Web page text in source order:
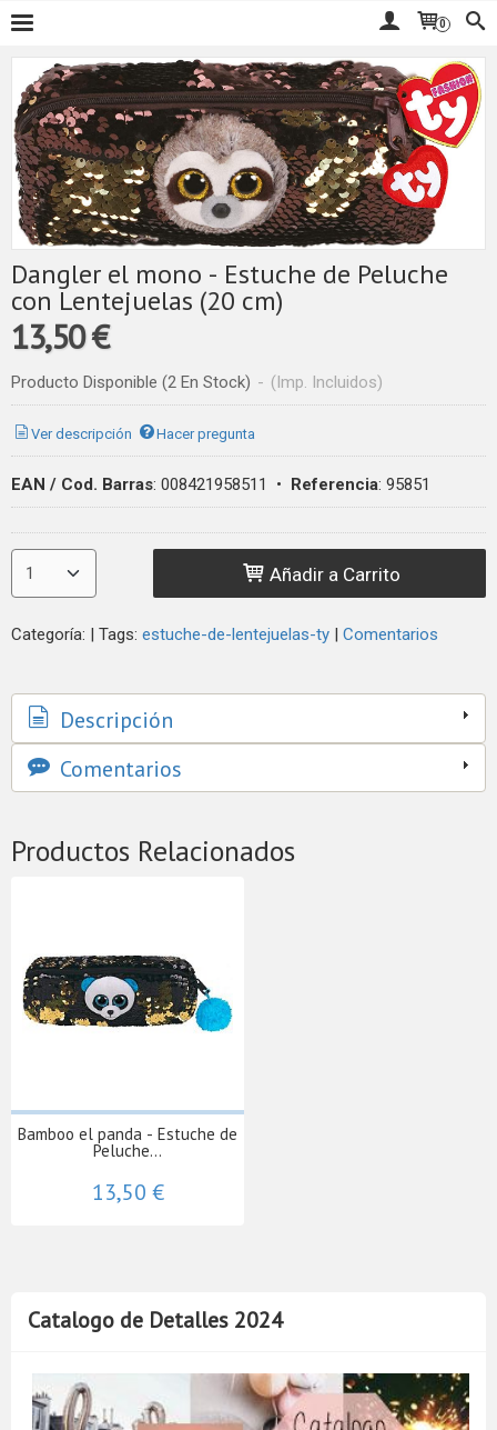
0
Catalogo de Detalles 2024
Dangler el mono - Estuche de Peluche
con Lentejuelas (20 cm)
13,50 €
Producto Disponible (2 En Stock) - (Imp. Incluidos)
Ver descripción Hacer pregunta
EAN / Cod. Barras: 008421958511 • Referencia: 95851
Añadir a Carrito
Categoría: Tags: estuche-de-lentejuelas-ty Comentarios
Descripción
Comentarios
Productos Relacionados
Bamboo el panda - Estuche de
Peluche...
13,50 €